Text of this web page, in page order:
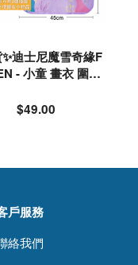
✨迪士尼魔雪奇緣F
- 小童 畫衣 圍裙
$49.00
戶服務
絡我們